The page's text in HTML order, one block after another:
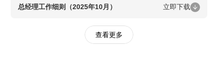
总经理工作细则（2025年10月） 立即下载
查看更多